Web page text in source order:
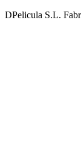
DPelicula S.L.